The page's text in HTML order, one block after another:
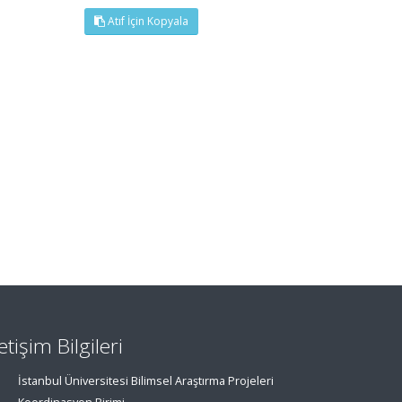
Atıf İçin Kopyala
Bilgileri
İstanbul Üniversitesi Bilimsel Araştırma Projeleri